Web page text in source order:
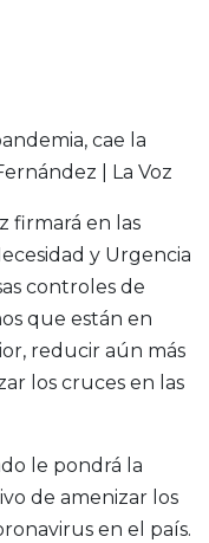
firmará en las
y Urgencia
controles de
que están en
reducir aún más
los cruces en las
le pondrá la
de amenizar los
en el país.